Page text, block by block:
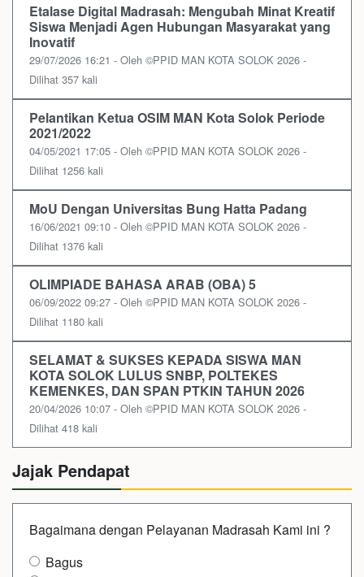
Etalase Digital Madrasah: Mengubah Minat Kreatif
Siswa Menjadi Agen Hubungan Masyarakat yang
Inovatif
29/07/2026 16:21 - Oleh ©PPID MAN KOTA SOLOK 2026 -
Dilihat 357 kali
Pelantikan Ketua OSIM MAN Kota Solok Periode
2021/2022
04/05/2021 17:05 - Oleh ©PPID MAN KOTA SOLOK 2026 -
Dilihat 1256 kali
MoU Dengan Universitas Bung Hatta Padang
16/06/2021 09:10 - Oleh ©PPID MAN KOTA SOLOK 2026 -
Dilihat 1376 kali
OLIMPIADE BAHASA ARAB (OBA) 5
06/09/2022 09:27 - Oleh ©PPID MAN KOTA SOLOK 2026 -
Dilihat 1180 kali
SELAMAT & SUKSES KEPADA SISWA MAN
KOTA SOLOK LULUS SNBP, POLTEKES
KEMENKES, DAN SPAN PTKIN TAHUN 2026
20/04/2026 10:07 - Oleh ©PPID MAN KOTA SOLOK 2026 -
Dilihat 418 kali
Jajak Pendapat
Bagaimana dengan Pelayanan Madrasah Kami ini ?
Bagus